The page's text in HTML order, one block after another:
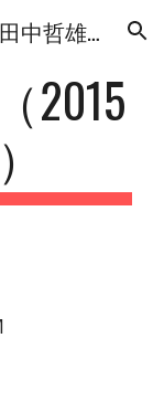
Skip to navigation
神奈川工科大学 情報工学科 田中哲雄研究室
2015